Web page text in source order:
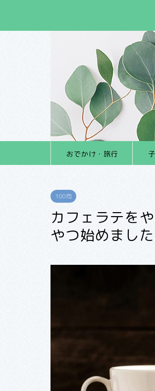
おでかけ・旅行
100均
カフェラテを
やつ始めました